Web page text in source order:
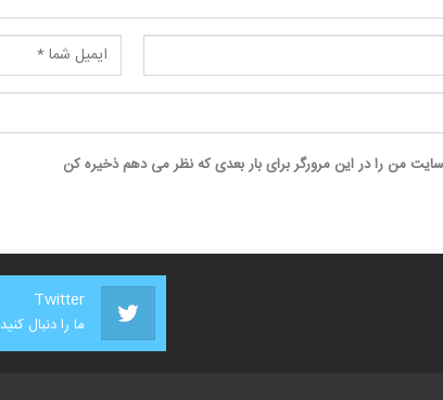
من را در این مرورگر برای بار بعدی که نظر می دهم ذخیره کن
Twitter
ما را دنبال کنید